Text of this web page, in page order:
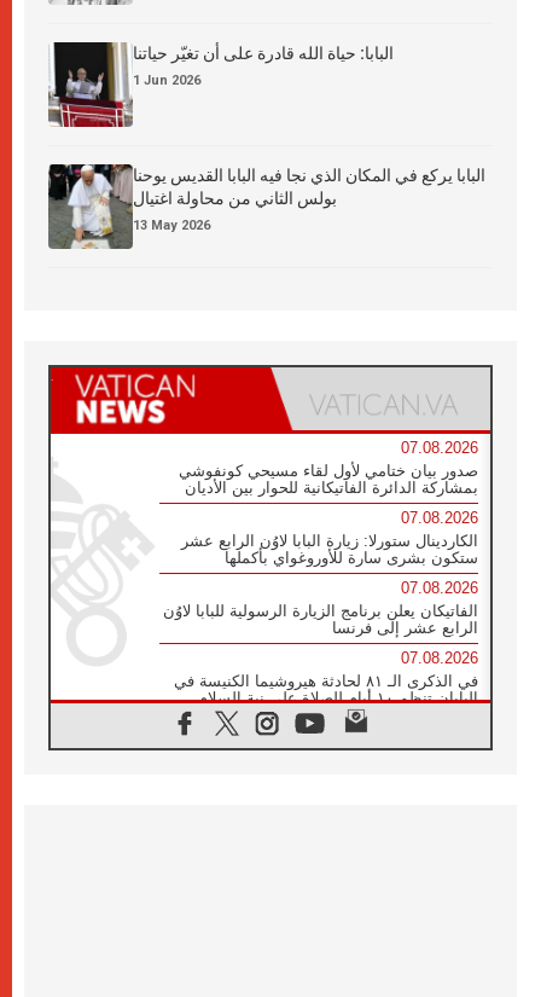
البابا: حياة الله قادرة على أن تغيّر حياتنا
1 Jun 2026
البابا يركع في المكان الذي نجا فيه البابا القديس يوحنا
بولس الثاني من محاولة اغتيال
13 May 2026
07.08.2026
صدور بيان ختامي لأول لقاء مسيحي كونفوشي
بمشاركة الدائرة الفاتيكانية للحوار بين الأديان
07.08.2026
الكاردينال ستورلا: زيارة البابا لاوُن الرابع عشر
ستكون بشرى سارة للأوروغواي بأكملها
07.08.2026
الفاتيكان يعلن برنامج الزيارة الرسولية للبابا لاوُن
الرابع عشر إلى فرنسا
07.08.2026
في الذكرى الـ ٨١ لحادثة هيروشيما الكنيسة في
اليابان تنظم ١٠ أيام للصلاة على نية السلام
الكنيسة في الأوروغواي: زيارة البابا ستعزز